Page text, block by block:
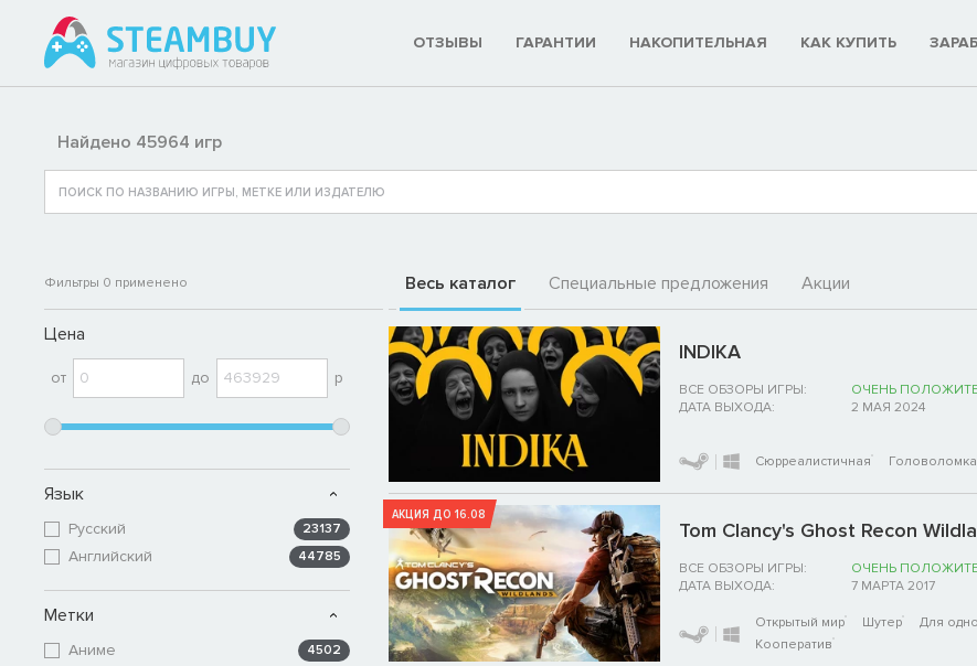
ОТЗЫВЫ ГАРАНТИИ НАКОПИТЕЛЬНАЯ КАК КУПИТЬ
Найдено 45964 игр
Фильтры 0 применено
Цена
от до р
Язык
Русский 23137
Английский 44785
Метки
Аниме 4502
Весь каталог Специальные предложения Акции
INDIKA
ВСЕ ОБЗОРЫ ИГРЫ:
ОЧЕНЬ
ДАТА ВЫХОДА:
2 МАЯ 2024
Сюрреалистичная Головоломка
АКЦИЯ ДО 16.08
Tom Clancy's Ghost Recon
ВСЕ ОБЗОРЫ ИГРЫ:
ОЧЕНЬ
ДАТА ВЫХОДА:
7 МАРТА 2017
Открытый мир Шутер Для
Кооператив